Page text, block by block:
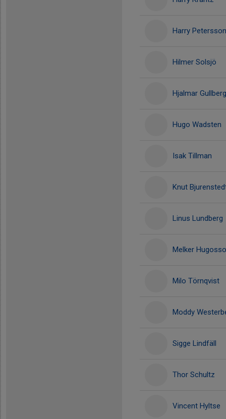
Harry Petersson
Hilmer Solsjö
Hjalmar Gullberg
Hugo Wadsten
Isak Tillman
Knut
Linus Lundberg
Melker
Milo Törnqvist
Moddy
Sigge Lindfäll
Thor Schultz
Vincent Hyltse